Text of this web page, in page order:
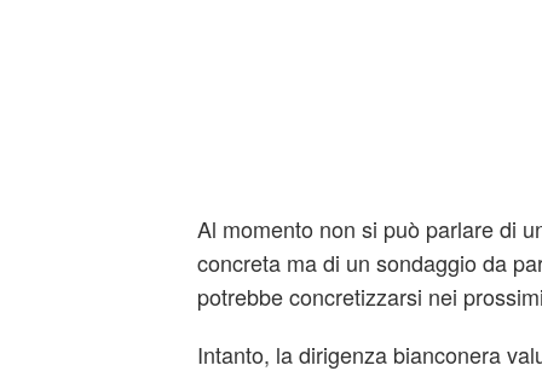
Al momento non si può parlare di
concreta ma di un sondaggio da
potrebbe concretizzarsi nei
Intanto, la dirigenza bianconera